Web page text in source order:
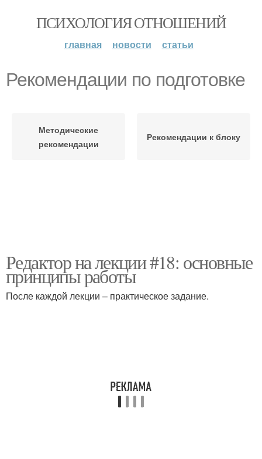
ПСИХОЛОГИЯ ОТНОШЕНИЙ
главная новости статьи
Рекомендации по подготовке
Методические
рекомендации
Рекомендации к блоку
Редактор на лекции #18: основные
принципы работы
После каждой лекции – практическое задание.